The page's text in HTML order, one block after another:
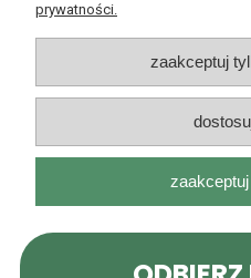
O
Rarytasy Dolnośląskie | ul.
kontakt@rarytasydolnoslaskie.pl
pokaż pełną
prywatności.
zaakceptuj